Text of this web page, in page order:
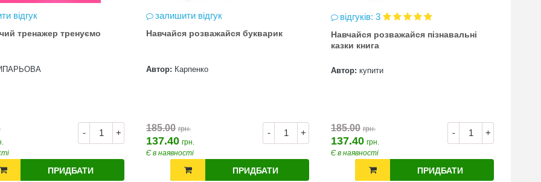
відгук
тренажер тренуємо
- +
ПРИДБАТИ
залишити відгук
Навчайся розважайся букварик
Автор: Карпенко
- +
185.00 грн.
137.40 грн.
Є в наявності
ПРИДБАТИ
відгуків: 3
Навчайся розважайся пізнавальні
казки книга
Автор: купити
- +
185.00 грн.
137.40 грн.
Є в наявності
ПРИДБАТИ